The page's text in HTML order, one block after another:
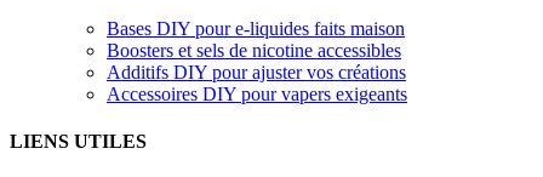
Bases DIY pour e-liquides faits maison
Boosters et sels de nicotine accessibles
Additifs DIY pour ajuster vos créations
Accessoires DIY pour vapers exigeants
LIENS UTILES